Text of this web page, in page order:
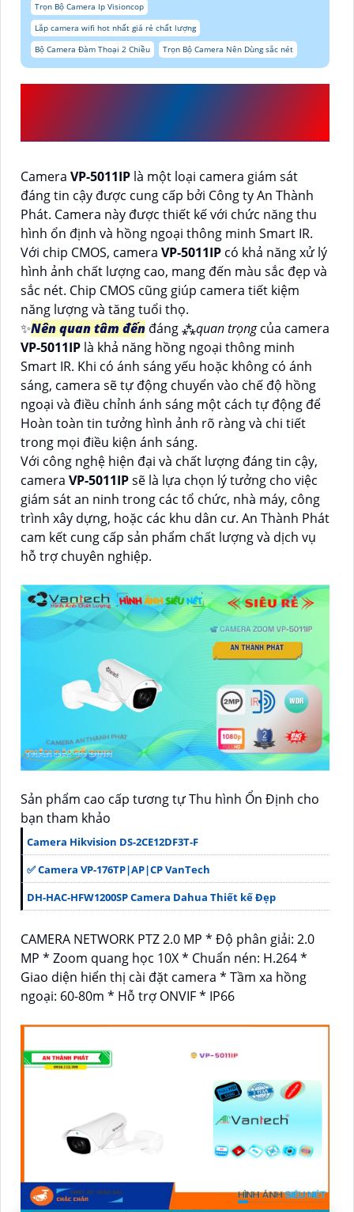
Trọn Bộ Camera Ip Visioncop
Lắp camera wifi hot nhất giá rẻ chất lượng
Bộ Camera Đàm Thoại 2 Chiều
Trọn Bộ Camera Nên Dùng sắc nét
Camera VP-5011IP là một loại camera giám sát
đáng tin cậy được cung cấp bởi Công ty An Thành
Phát. Camera này được thiết kế với chức năng thu
hình ổn định và hồng ngoại thông minh Smart IR.
Với chip CMOS, camera VP-5011IP có khả năng xử lý
hình ảnh chất lượng cao, mang đến màu sắc đẹp và
sắc nét. Chip CMOS cũng giúp camera tiết kiệm
năng lượng và tăng tuổi thọ.
✨Nên quan tâm đến đáng ⁂quan trọngcủa camera
VP-5011IP là khả năng hồng ngoại thông minh
Smart IR. Khi có ánh sáng yếu hoặc không có ánh
sáng, camera sẽ tự động chuyển vào chế độ hồng
ngoại và điều chỉnh ánh sáng một cách tự động để
Hoàn toàn tin tưởng hình ảnh rõ ràng và chi tiết
trong mọi điều kiện ánh sáng.
Với công nghệ hiện đại và chất lượng đáng tin cậy,
camera VP-5011IPsẽ là lựa chọn lý tưởng cho việc
giám sát an ninh trong các tổ chức, nhà máy, công
trình xây dựng, hoặc các khu dân cư. An Thành Phát
cam kết cung cấp sản phẩm chất lượng và dịch vụ
hỗ trợ chuyên nghiệp.
Sản phẩm cao cấp tương tự Thu hình Ổn Định cho
bạn tham khảo
Camera Hikvision DS-2CE12DF3T-F
✅ Camera VP-176TP|AP|CP VanTech
DH-HAC-HFW1200SP Camera Dahua Thiết kế Đẹp
CAMERA NETWORK PTZ 2.0 MP * Độ phân giải: 2.0
MP * Zoom quang học 10X * Chuẩn nén: H.264 *
Giao diện hiển thị cài đặt camera * Tầm xa hồng
ngoại: 60-80m * Hỗ trợ ONVIF * IP66